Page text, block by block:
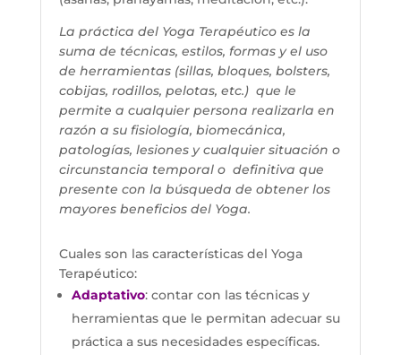
La práctica del Yoga Terapéutico es la
suma de técnicas, estilos, formas y el uso
de herramientas (sillas, bloques, bolsters,
cobijas, rodillos, pelotas, etc.) que le
permite a cualquier persona realizarla en
razón a su fisiología, biomecánica,
patologías, lesiones y cualquier situación o
circunstancia temporal o definitiva que
presente con la búsqueda de obtener los
mayores beneficios del Yoga.
Cuales son las características del Yoga
Terapéutico:
Adaptativo: contar con las técnicas y
herramientas que le permitan adecuar su
práctica a sus necesidades específicas.